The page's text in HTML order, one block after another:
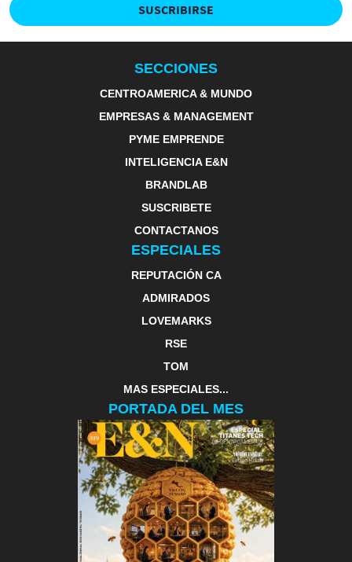
SUSCRIBIRSE
SECCIONES
CENTROAMERICA & MUNDO
EMPRESAS & MANAGEMENT
PYME EMPRENDE
INTELIGENCIA E&N
BRANDLAB
SUSCRIBETE
CONTACTANOS
ESPECIALES
REPUTACIÓN CA
ADMIRADOS
LOVEMARKS
RSE
TOM
MAS ESPECIALES...
PORTADA DEL MES